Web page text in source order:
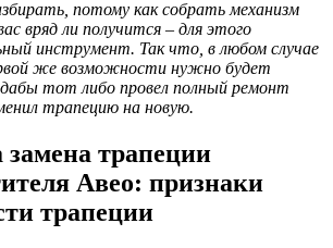
потому как собрать механизм
вряд ли получится – для этого
инструмент. Так что, в любом случае
же возможности нужно будет
тот либо провел полный ремонт
трапецию на новую.
трапеции
Авео: признаки
трапеции